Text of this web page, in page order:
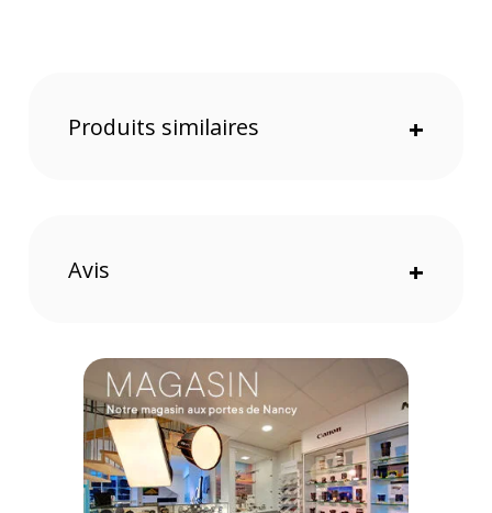
Oubliez la complexité des anciens systèmes. Grâce au
9 est un véritable hub pour votre workflow. Son port
Thunderbolt 3 principal alimente votre ordinateur portable
jusqu'à 85W, tandis qu'un second port permet de chaîner
jusqu'à cinq autres périphériques. Ajoutez un moniteur haute
résolution jusqu'à 8K via le port DisplayPort 1.4 et étendez
encore votre stockage grâce à la baie d'extension interne
pour disque SAS ou SATA.
Produits similaires +
Avis +